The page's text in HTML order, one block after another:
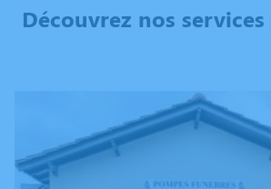
Découvrez nos